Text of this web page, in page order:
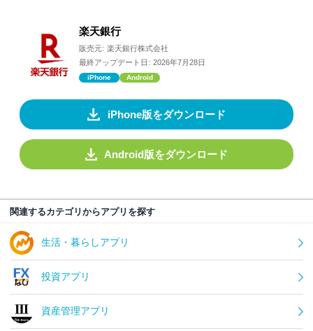
楽天銀行
販売元: 楽天銀行株式会社
最終アップデート日: 2026年7月28日
iPhone Android
iPhone版をダウンロード
Android版をダウンロード
関連するカテゴリからアプリを探す
生活・暮らしアプリ
投資アプリ
資産管理アプリ